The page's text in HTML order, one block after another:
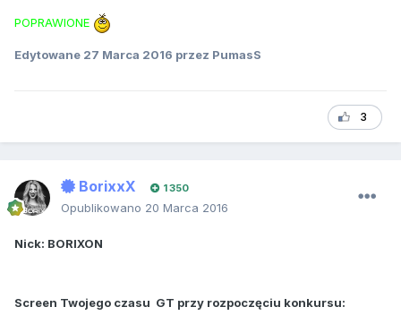
POPRAWIONE
Edytowane 27 Marca 2016 przez PumasS
3
BorixxX 1 350
Opublikowano 20 Marca 2016
Nick: BORIXON
Screen Twojego czasu GT przy rozpoczęciu konkursu: